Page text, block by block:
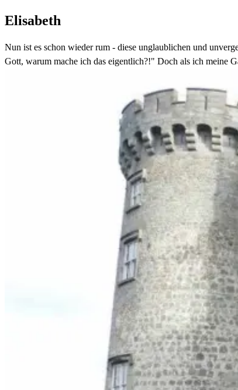
Elisabeth
Nun ist es schon wieder rum - diese unglaublichen und
Gott, warum mache ich das eigentlich?!" Doch als ich meine